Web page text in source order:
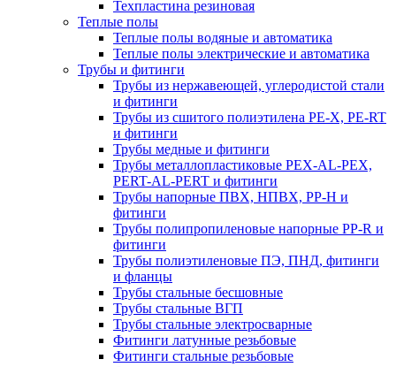
Техпластина резиновая
Теплые полы
Теплые полы водяные и автоматика
Теплые полы электрические и автоматика
Трубы и фитинги
Трубы из нержавеющей, углеродистой стали
и фитинги
Трубы из сшитого полиэтилена PE-X, PE-RT
и фитинги
Трубы медные и фитинги
Трубы металлопластиковые PEX-AL-PEX,
PERT-AL-PERT и фитинги
Трубы напорные ПВХ, НПВХ, PP-H и
фитинги
Трубы полипропиленовые напорные PP-R и
фитинги
Трубы полиэтиленовые ПЭ, ПНД, фитинги
и фланцы
Трубы стальные бесшовные
Трубы стальные ВГП
Трубы стальные электросварные
Фитинги латунные резьбовые
Фитинги стальные резьбовые